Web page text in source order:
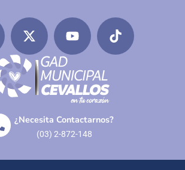
¿Necesita Contactarnos?
(03) 2-872-148